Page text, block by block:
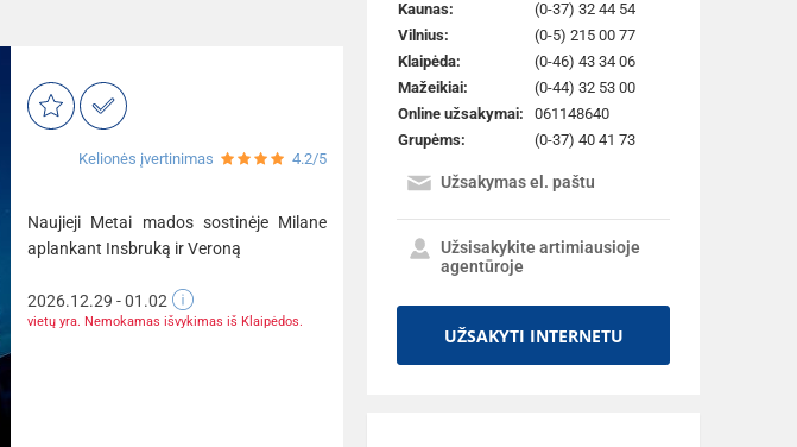
Kelionės įvertinimas 4.2/5
Naujieji Metai mados sostinėje Milane
aplankant Insbruką ir Veroną
2026.12.29 - 01.02
vietų yra. Nemokamas išvykimas iš Klaipėdos.
Kaunas:
(0-37) 32 44 54
Vilnius:
(0-5) 215 00 77
Klaipėda:
(0-46) 43 34 06
Mažeikiai:
(0-44) 32 53 00
Online užsakymai:
061148640
Grupėms:
(0-37) 40 41 73
Užsakymas el. paštu
Užsisakykite artimiausioje
agentūroje
UŽSAKYTI INTERNETU